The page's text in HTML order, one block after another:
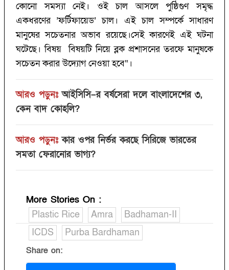
কোনো সমস্যা নেই। ওই চাল আসলে পুষ্ঠিগুণ সমৃদ্ধ
একধরণের ’ফর্টিফায়েড’ চাল। এই চাল সম্পর্কে সাধারণ
মানুষের সচেতনার অভাব রয়েছে।সেই কারণেই এই ঘটনা
ঘটেছে। বিষয় বিষয়টি নিয়ে ব্লক প্রশাসনের তরফে মানুষকে
সচেতন করার উদ্যোগ নেওয়া হবে“।
আরও পড়ুনঃ আইসিসি–র বর্ষসেরা দলে বাংলাদেশের ৩,
কেন বাদ কোহলি?‌
আরও পড়ুনঃ কার ওপর নির্ভর করছে সিরিজে ভারতের
সমতা ফেরানোর ভাগ্য?‌
More Stories On :
Plastic Rice
Amra
Badhaman-II
ICDS
Purba Bardhaman
Share on: